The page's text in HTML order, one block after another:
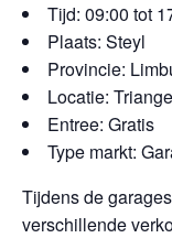
Tijd: 09:00 tot
Plaats: Steyl
Provincie:
Locatie:
Entree: Gratis
Type markt:
Tijdens de
verschillende